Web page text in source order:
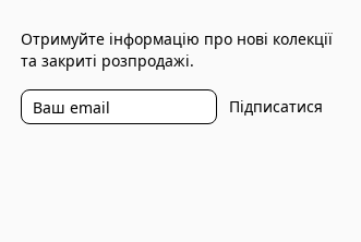
Отримуйте інформацію про нові колекції
та закриті розпродажі.
Підписатися